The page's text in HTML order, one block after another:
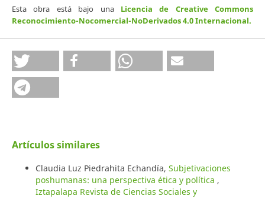
Esta obra está bajo una Licencia de Creative Commons
Reconocimiento-Nocomercial-NoDerivados 4.0 Internacional.
Artículos similares
Claudia Luz Piedrahita Echandía, Subjetivaciones
poshumanas: una perspectiva ética y política ,
Iztapalapa Revista de Ciencias Sociales y